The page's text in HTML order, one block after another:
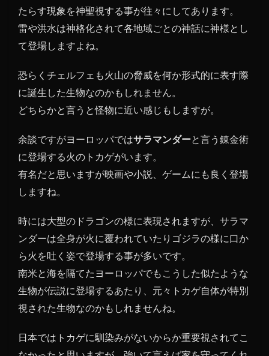
たらす現象を神聖視する事が往々にしてあります。
雷や洪水は神格化されて各地域ごとの神話に神様とし
て登場しますよね。
恐らくチェルフェも火山の脅威を何か形式的に表す際
に誕生した生物なのかもしれません。
どちらかと言うと怪物に近い感じもしますが。
余談ですがヨーロッパではサラマンダーと言う錬金術
に登場する火のトカゲがいます。
有名だと思いますが映画や小説、ゲームにも良く登場
しますね。
時には大型のドラゴンの様に表現されますが、サラマ
ンダーは全身が火に覆われていたりゴジラの様に口か
ら火を吐く姿で登場する事が多いです。
南米と海を隔てたヨーロッパでもこうした似たような
生物が伝説に登場するあたり、元々トカゲ自体が特別
視された生物なのかもしれませんね。
日本ではトカゲに馴染みがないからか重要視されてこ